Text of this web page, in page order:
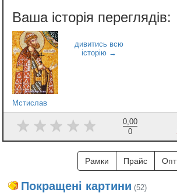
Мстислав
0,00
0
Рамки Прайс Опт
Покращені картини (52)